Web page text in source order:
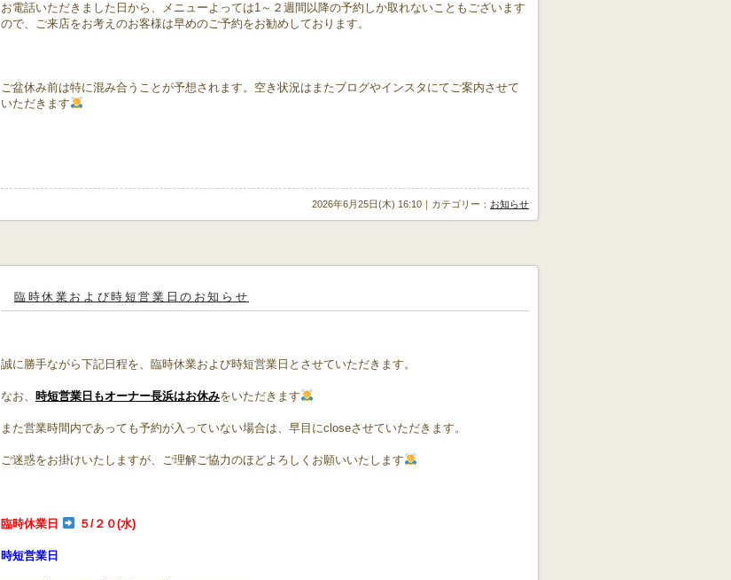
お電話いただきました日から、メニューよっては1～２週間以降の予約しか取れないこともございます
ので、ご来店をお考えのお客様は早めのご予約をお勧めしております。
ご盆休み前は特に混み合うことが予想されます。空き状況はまたブログやインスタにてご案内させて
いただきます
2026年6月25日(木) 16:10｜カテゴリー： お知らせ
臨時休業および時短営業日のお知らせ
誠に勝手ながら下記日程を、臨時休業および時短営業日とさせていただきます。
なお、 時短営業日もオーナー長浜はお休みをいただきます
また営業時間内であっても予約が入っていない場合は、早目にcloseさせていただきます。
ご迷惑をお掛けいたしますが、ご理解ご協力のほどよろしくお願いいたします
臨時休業日 ５/２０(水)
時短営業日